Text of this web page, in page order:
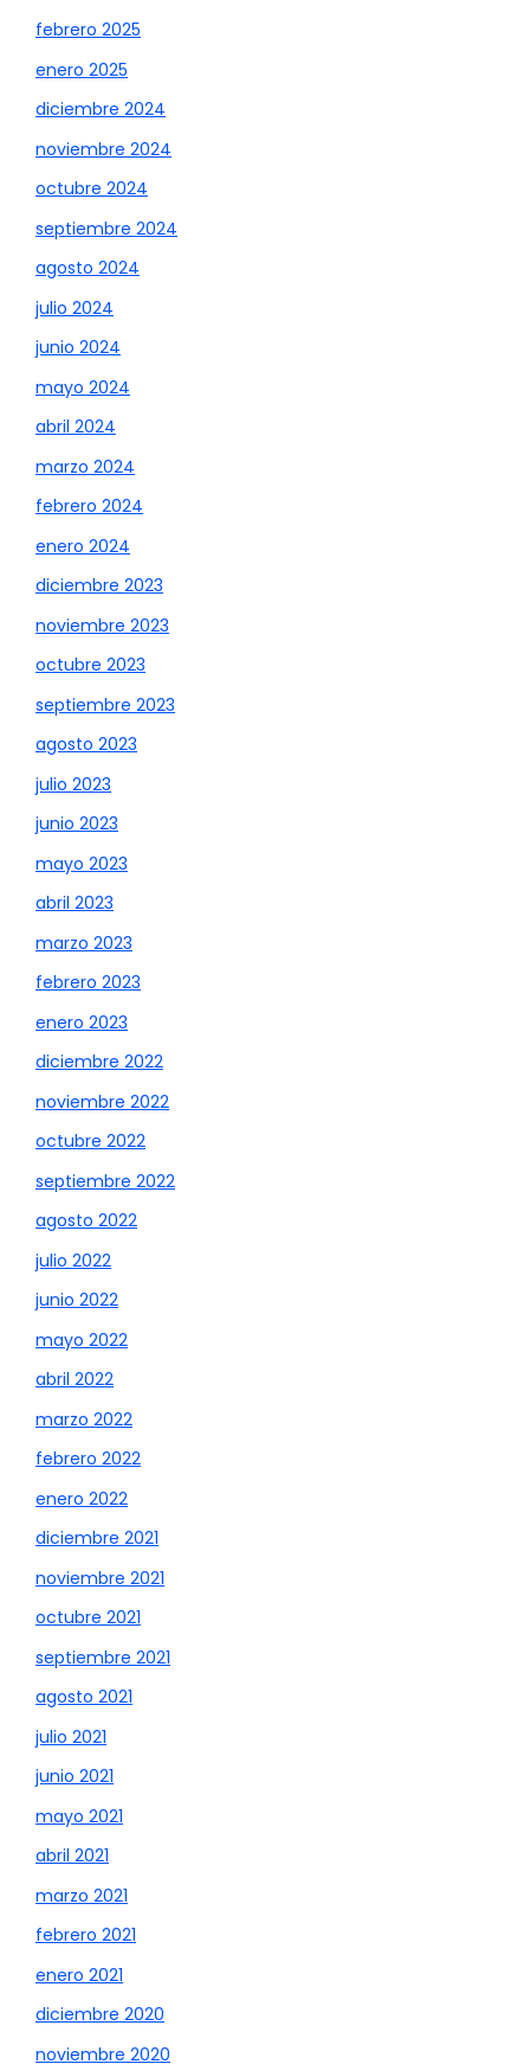
febrero 2025
enero 2025
diciembre 2024
noviembre 2024
octubre 2024
septiembre 2024
agosto 2024
julio 2024
junio 2024
mayo 2024
abril 2024
marzo 2024
febrero 2024
enero 2024
diciembre 2023
noviembre 2023
octubre 2023
septiembre 2023
agosto 2023
julio 2023
junio 2023
mayo 2023
abril 2023
marzo 2023
febrero 2023
enero 2023
diciembre 2022
noviembre 2022
octubre 2022
septiembre 2022
agosto 2022
julio 2022
junio 2022
mayo 2022
abril 2022
marzo 2022
febrero 2022
enero 2022
diciembre 2021
noviembre 2021
octubre 2021
septiembre 2021
agosto 2021
julio 2021
junio 2021
mayo 2021
abril 2021
marzo 2021
febrero 2021
enero 2021
diciembre 2020
noviembre 2020